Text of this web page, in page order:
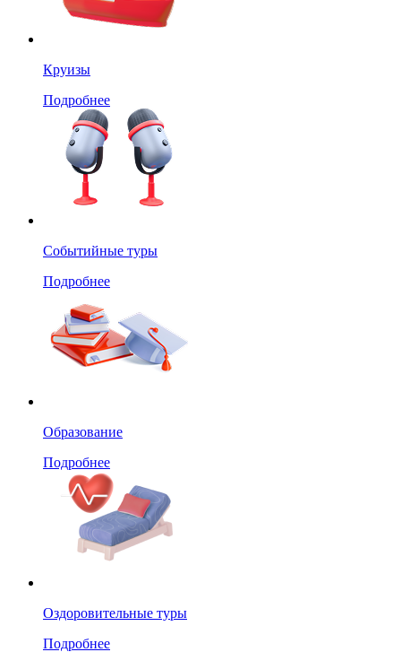
Круизы
Подробнее
Событийные туры
Подробнее
Образование
Подробнее
Оздоровительные туры
Подробнее